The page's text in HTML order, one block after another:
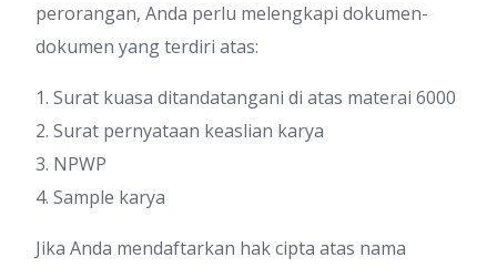
perorangan, Anda perlu melengkapi dokumen-
dokumen yang terdiri atas:
1. Surat kuasa ditandatangani di atas materai 6000
2. Surat pernyataan keaslian karya
3. NPWP
4. Sample karya
Jika Anda mendaftarkan hak cipta atas nama